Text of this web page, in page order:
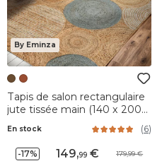
By Eminza
Tapis de salon rectangulaire
jute tissée main (140 x 200
En stock (6)
-17% 149,99 179,99